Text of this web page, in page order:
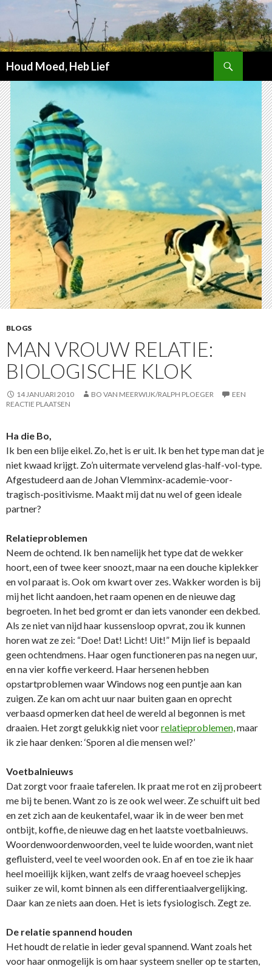
Houd Moed, Heb Lief
NAAR
INHOUD
BLOGS
MAN VROUW RELATIE:
BIOLOGISCHE KLOK
14 JANUARI 2010 BO VAN MEERWIJK/RALPH PLOEGER
EEN
REACTIE PLAATSEN
Ha die Bo,
Ik ben een blije eikel. Zo, het is er uit. Ik ben het type man dat je
niet kwaad krijgt. Zo’n uitermate vervelend glas-half-vol-type.
Afgestudeerd aan de Johan Vlemminx-academie-voor-
tragisch-positivisme. Maakt mij dat nu wel of geen ideale
partner?
Relatieproblemen
Neem de ochtend. Ik ben namelijk het type dat de wekker
hoort, een of twee keer snoozt, maar na een douche kiplekker
en vol paraat is. Ook om kwart over zes. Wakker worden is bij
mij het licht aandoen, het raam openen en de nieuwe dag
begroeten. In het bed gromt er dan iets vanonder een dekbed.
Als ze niet van nijd haar kussensloop opvrat, zou ik kunnen
horen wat ze zei: “Doe! Dat! Licht! Uit!” Mijn lief is bepaald
geen ochtendmens. Haar ogen functioneren pas na negen uur,
en na vier koffie verkeerd. Haar hersenen hebben
opstartproblemen waar Windows nog een puntje aan kan
zuigen. Ze kan om acht uur naar buiten gaan en oprecht
verbaasd opmerken dat heel de wereld al begonnen is met
draaien. Het zorgt gelukkig niet voorrelatieproblemen,maar
ik zie haar denken: ‘Sporen al die mensen wel?’
Voetbalnieuws
Dat zorgt voor fraaie taferelen. Ik praat me rot en zij probeert
me bij te benen. Want zo is ze ook wel weer. Ze schuift uit bed
en zet zich aan de keukentafel, waar ik in de weer ben met
ontbijt, koffie, de nieuwe dag en het laatste voetbalnieuws.
Woordenwoordenwoorden, veel te luide woorden, want niet
gefluisterd, veel te veel woorden ook. En af en toe zie ik haar
heel moeilijk kijken, want zelfs de vraag hoeveel schepjes
suiker ze wil, komt binnen als een differentiaalvergelijking.
Daar kan ze niets aan doen. Het is iets fysiologisch. Zegt ze.
De relatie spannend houden
Het houdt de relatie in ieder geval spannend. Want zoals het
voor haar onmogelijk is om haar systeem sneller op te starten,